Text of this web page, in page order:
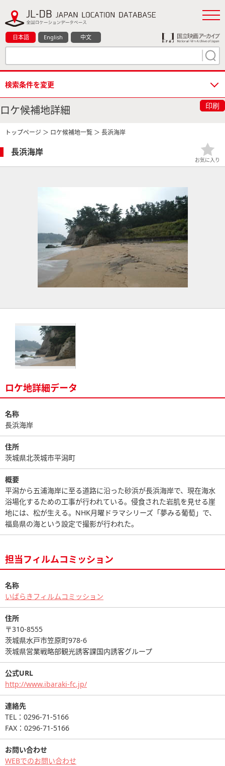
日本語 English 中文
検索条件を変更
ロケ候補地詳細 印刷
トップページ ＞ ロケ候補地一覧 ＞ 長浜海岸
長浜海岸
お気に入り
ロケ地詳細データ
名称
長浜海岸
住所
茨城県北茨城市平潟町
概要
平潟から五浦海岸に至る道路に沿った砂浜が長浜海岸で、現在海水
浴場化するための工事が行われている。侵食された岩肌を見せる崖
地には、松が生える。NHK月曜ドラマシリーズ「夢みる葡萄」で、
福島県の海という設定で撮影が行われた。
担当フィルムコミッション
名称
いばらきフィルムコミッション
住所
〒310-8555
茨城県水戸市笠原町978-6
茨城県営業戦略部観光誘客課国内誘客グループ
公式URL
http://www.ibaraki-fc.jp/
連絡先
TEL：0296-71-5166
FAX：0296-71-5166
お問い合わせ
WEBでのお問い合わせ